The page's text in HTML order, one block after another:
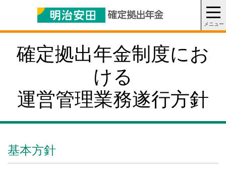
確定拠出年金制度にお
ける
運営管理業務遂行方針
基本方針